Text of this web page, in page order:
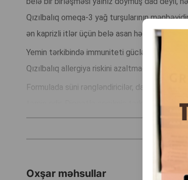
Qızılbalıq omeqa-3 yağ turşularının
ən kaprizli itlər üçün belə asan həzm olunan və
Yemin tərkibində immuniteti gücləndirməyə
Qızılbalıq allergiya riskini azaltmağa kömək
Formulada süni rəngləndiricilər,
təmin edir. Diqqətlə seçilmiş tərkibə görə,
— itinizin
qidalanmadır.
Oxşar məhsullar